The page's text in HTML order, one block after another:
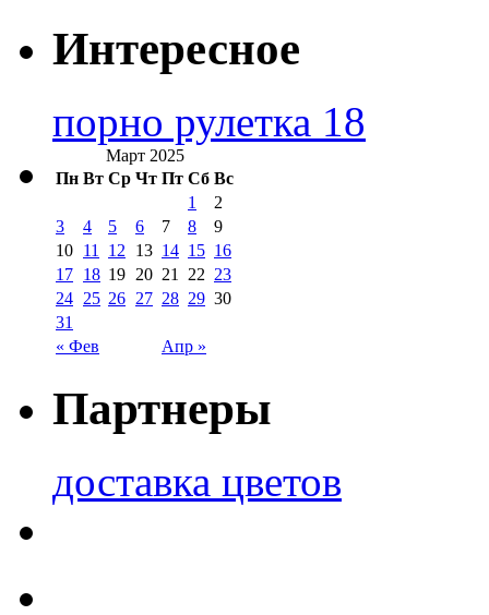
Интересное
порно рулетка 18
Март 2025
Пн Вт Ср Чт Пт Сб Вс
« Фев Апр »
1
2
3
4 5 6 7 8
9
10 11 12 13 14 15 16
17 18 19 20 21 22 23
24 25 26 27 28 29 30
31
Партнеры
доставка цветов